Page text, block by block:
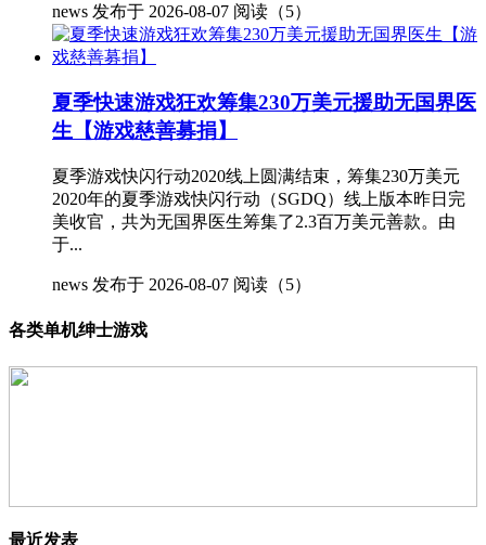
news 发布于 2026-08-07 阅读（5）
夏季快速游戏狂欢筹集230万美元援助无国界医
生【游戏慈善募捐】
夏季游戏快闪行动2020线上圆满结束，筹集230万美元
2020年的夏季游戏快闪行动（SGDQ）线上版本昨日完
美收官，共为无国界医生筹集了2.3百万美元善款。由
于...
news 发布于 2026-08-07 阅读（5）
各类单机绅士游戏
最近发表